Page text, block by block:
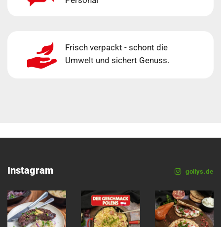
Frisch verpackt - schont die
Umwelt und sichert Genuss.
Instagram gollys.de